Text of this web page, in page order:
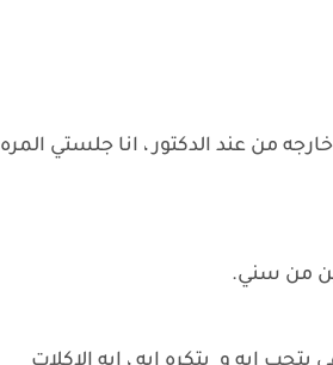
من عند الدكتور ، انا جلستي المره
من سني.